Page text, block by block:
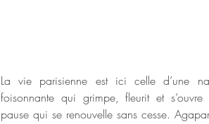
La vie parisienne est ici celle d’une
foisonnante qui grimpe, fleurit et s’ouvre
pause qui se renouvelle sans cesse.